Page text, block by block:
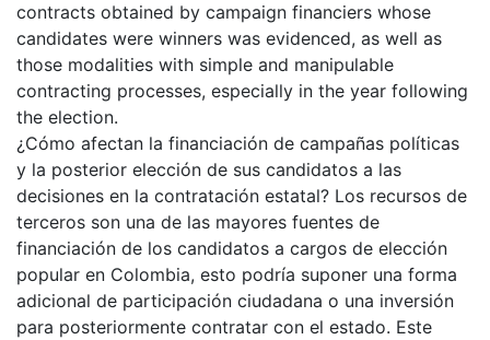
contracts obtained by campaign financiers whose
candidates were winners was evidenced, as well as
those modalities with simple and manipulable
contracting processes, especially in the year following
the election.
¿Cómo afectan la financiación de campañas políticas
y la posterior elección de sus candidatos a las
decisiones en la contratación estatal? Los recursos de
terceros son una de las mayores fuentes de
financiación de los candidatos a cargos de elección
popular en Colombia, esto podría suponer una forma
adicional de participación ciudadana o una inversión
para posteriormente contratar con el estado. Este